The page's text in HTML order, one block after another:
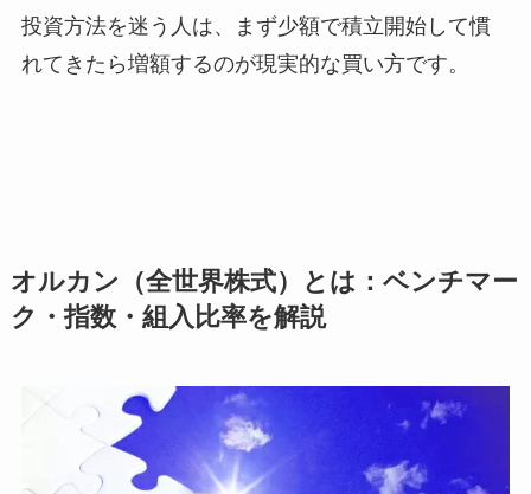
投資方法を迷う人は、まず少額で積立開始して慣
れてきたら増額するのが現実的な買い方です。
オルカン（全世界株式）とは：ベンチマー
ク・指数・組入比率を解説